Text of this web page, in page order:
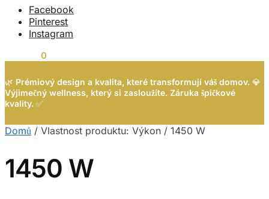
Facebook
Pinterest
Instagram
0
🌿 Prémiový design a kvalita, které transformují váš domov. 💎
Výjimečný wellness, který si zasloužíte. Záruka špičkové
kvality. ✅
Domů / Vlastnost produktu: Výkon / 1450 W
1450 W